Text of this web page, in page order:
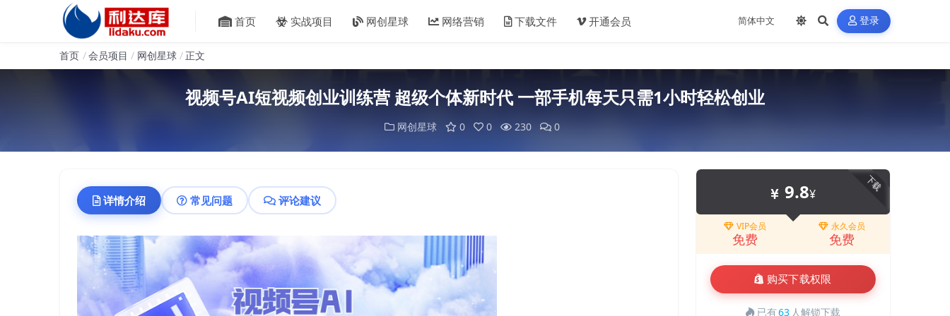
首页 实战项目 网创星球 网络营销 下载文件 开通会员 登录
首页 会员项目 网创星球 正文
视频号AI短视频创业训练营 超级个体新时代 一部手机每天只需1小时轻松创业
网创星球 0 0 230 0
详情介绍 常见问题 评论建议
下载
9.8¥
VIP会员
免费
永久会员
免费
购买下载权限
已有63 人解锁下载